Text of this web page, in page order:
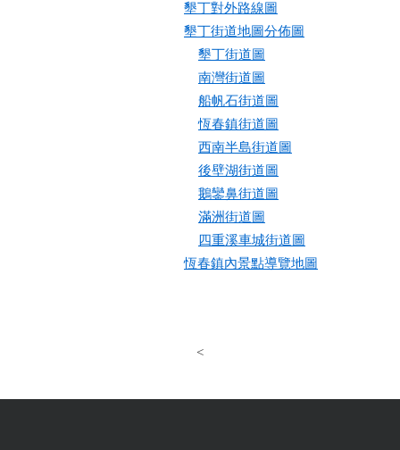
墾丁對外路線圖
墾丁街道地圖分佈圖
墾丁街道圖
南灣街道圖
船帆石街道圖
恆春鎮街道圖
西南半島街道圖
後壁湖街道圖
鵝鑾鼻街道圖
滿洲街道圖
四重溪車城街道圖
恆春鎮內景點導覽地圖
<